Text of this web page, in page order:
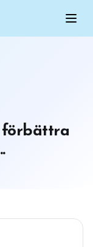
förbättra